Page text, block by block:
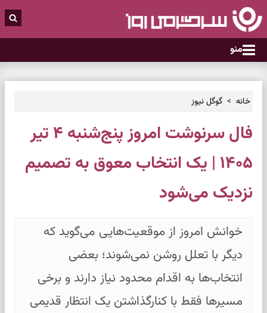
منو
خانه گوگل نیوز
فال سرنوشت امروز پنج‌شنبه ۴ تیر
۱۴۰۵ | یک انتخاب معوق به تصمیم
نزدیک می‌شود
خوانش امروز از موقعیت‌هایی می‌گوید که
دیگر با تعلل روشن نمی‌شوند؛ بعضی
انتخاب‌ها به اقدام محدود نیاز دارند و برخی
مسیرها فقط با کنارگذاشتن یک انتظار قدیمی